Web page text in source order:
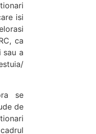
isi
ca
sau a
se
de